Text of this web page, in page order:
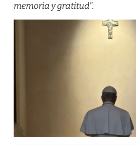
memoria y gratitud".